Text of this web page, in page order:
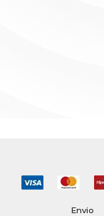
Envio